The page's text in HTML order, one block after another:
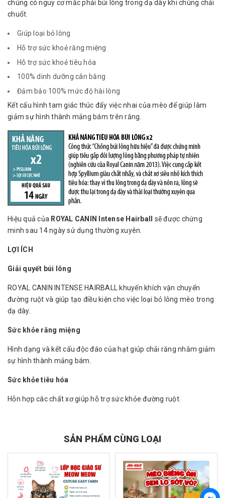
chúng có nguy cơ mắc phải búi lông trong dạ dày khi chúng chải
chuốt.
Giúp loại bỏ lông
Hỗ trợ sức khoẻ răng miệng
Hỗ trợ sức khoẻ tiêu hóa
100% dinh dưỡng cân bằng
Đảm bảo 100% mức độ hài lòng
Kết cấu hình tam giác thúc đẩy việc nhai của mèo để giúp làm
giảm sự hình thành mảng bám trên răng.
Hiệu quả của ROYAL CANIN Intense Hairball
sẽ được chứng
minh sau 14 ngày sử dụng thường xuyên.
LỢI ÍCH
Giải quyết búi lông
ROYAL CANIN INTENSE HAIRBALL khuyến khích vận chuyển
đường ruột và giúp tạo điều kiện cho việc loại bỏ lông mèo trong
dạ dày.
Sức khỏe răng miệng
Hình dạng và kết cấu độc đáo của hạt giúp chải răng nhằm giảm
sự hình thành mảng bám.
Sức khỏe tiêu hóa
Hỗn hợp các chất xơ giúp hỗ trợ sức khỏe đường ruột.
SẢN PHẨM CÙNG LOẠI